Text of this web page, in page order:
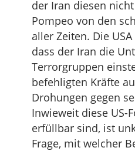
der Iran diesen
Pompeo von den
aller Zeiten. Die
dass der Iran die
Terrorgruppen
befehligten Kräfte
Drohungen gegen
Inwieweit diese US-
erfüllbar sind, ist
Frage, mit welcher